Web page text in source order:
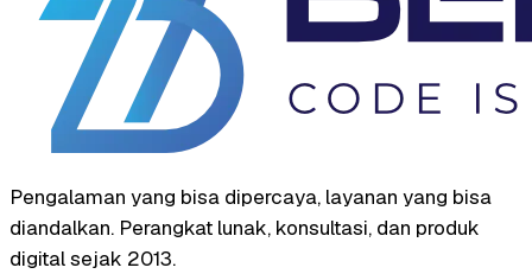
Pengalaman yang bisa dipercaya, layanan yang bisa
diandalkan. Perangkat lunak, konsultasi, dan produk
digital sejak 2013.